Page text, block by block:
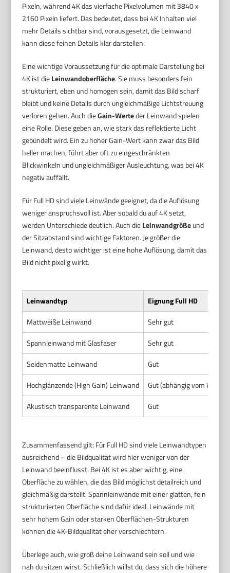
Pixeln, während 4K das vierfache Pixelvolumen mit 3840 x
2160 Pixeln liefert. Das bedeutet, dass bei 4K Inhalten viel
mehr Details sichtbar sind, vorausgesetzt, die Leinwand
kann diese feinen Details klar darstellen.
Eine wichtige Voraussetzung für die optimale Darstellung bei
4K ist dieLeinwandoberfläche. Sie muss besonders fein
strukturiert, eben und homogen sein, damit das Bild scharf
bleibt und keine Details durch ungleichmäßige Lichtstreuung
verloren gehen. Auch dieGain-Werteder Leinwand spielen
eine Rolle. Diese geben an, wie stark das reflektierte Licht
gebündelt wird. Ein zu hoher Gain-Wert kann zwar das Bild
heller machen, führt aber oft zu eingeschränkten
Blickwinkeln und ungleichmäßiger Ausleuchtung, was bei 4K
negativ auffällt.
Für Full HD sind viele Leinwände geeignet, da die Auflösung
weniger anspruchsvoll ist. Aber sobald du auf 4K setzt,
werden Unterschiede deutlich. Auch dieLeinwandgrößeund
der Sitzabstand sind wichtige Faktoren. Je größer die
Leinwand, desto wichtiger ist eine hohe Auflösung, damit das
Bild nicht pixelig wirkt.
Leinwandtyp
Eignung Full HD
Mattweiße Leinwand
Sehr gut
Spannleinwand mit Glasfaser
Sehr gut
Seidenmatte Leinwand
Gut
Hochglänzende (High Gain) Leinwand
Gut (abhängig vom Winkel)
Akustisch transparente Leinwand
Gut
Zusammenfassend gilt: Für Full HD sind viele Leinwandtypen
ausreichend – die Bildqualität wird hier weniger von der
Leinwand beeinflusst. Bei 4K ist es aber wichtig, eine
Oberfläche zu wählen, die das Bild möglichst detailreich und
gleichmäßig darstellt. Spannleinwände mit einer glatten, fein
strukturierten Oberfläche sind dafür ideal. Leinwände mit
sehr hohem Gain oder starken Oberflächen-Strukturen
können die 4K-Bildqualität eher verschlechtern.
Überlege auch, wie groß deine Leinwand sein soll und wie
nah du sitzen wirst. Schließlich willst du, dass sich die höhere